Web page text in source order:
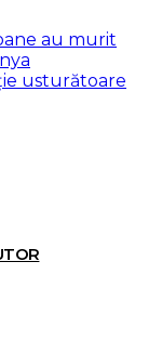
au murit
usturătoare